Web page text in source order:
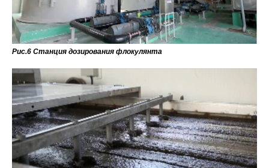
Рис.6 Станция дозирования флокулянта